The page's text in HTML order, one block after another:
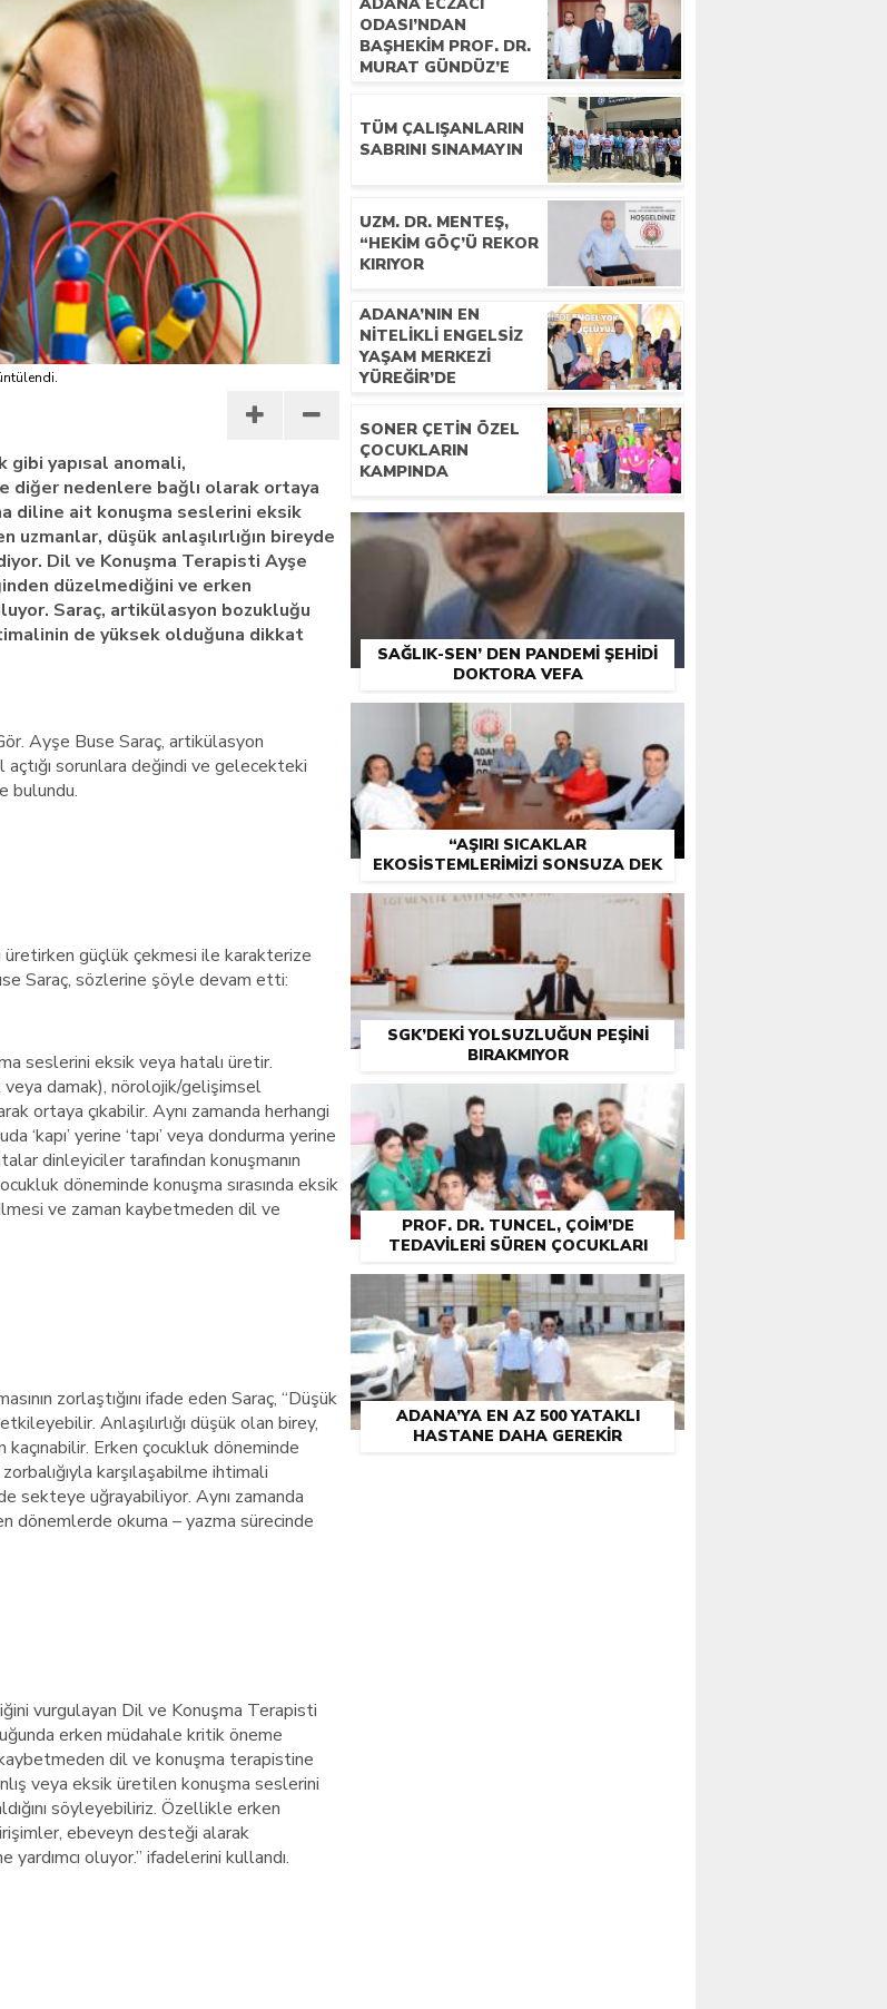
MAHALLESİ’NDE VATANDAŞLARLA BULUŞTU
gibi yapısal anomali,
diğer nedenlere bağlı olarak ortaya
diline ait konuşma seslerini eksik
uzmanlar, düşük anlaşılırlığın bireyde
Dil ve Konuşma Terapisti Ayşe
düzelmediğini ve erken
Saraç, artikülasyon bozukluğu
de yüksek olduğuna dikkat
Ayşe Buse Saraç, artikülasyon
sorunlara değindi ve gelecekteki
bulundu.
güçlük çekmesi ile karakterize
Saraç, sözlerine şöyle devam etti:
seslerini eksik veya hatalı üretir.
veya damak), nörolojik/gelişimsel
ortaya çıkabilir. Aynı zamanda herhangi
‘kapı’ yerine ‘tapı’ veya dondurma yerine
dinleyiciler tarafından konuşmanın
döneminde konuşma sırasında eksik
ve zaman kaybetmeden dil ve
zorlaştığını ifade eden Saraç, “Düşük
Anlaşılırlığı düşük olan birey,
Erken çocukluk döneminde
karşılaşabilme ihtimali
sekteye uğrayabiliyor. Aynı zamanda
dönemlerde okuma – yazma sürecinde
vurgulayan Dil ve Konuşma Terapisti
erken müdahale kritik öneme
dil ve konuşma terapistine
veya eksik üretilen konuşma seslerini
söyleyebiliriz. Özellikle erken
ebeveyn desteği alarak
oluyor.” ifadelerini kullandı.
ODASI’NDAN
BAŞHEKIM PROF. DR.
MURAT GÜNDÜZ’E
TÜM ÇALIŞANLARIN
SABRINI SINAMAYIN
UZM. DR. MENTEŞ,
“HEKIM GÖÇ’Ü REKOR
KIRIYOR
ADANA’NIN EN
NITELIKLI ENGELSIZ
YAŞAM MERKEZI
YÜREĞIR’DE
SONER ÇETIN ÖZEL
ÇOCUKLARIN
KAMPINDA
SAĞLIK-SEN’ DEN PANDEMİ ŞEHİDİ
DOKTORA VEFA
“AŞIRI SICAKLAR
EKOSISTEMLERIMIZI SONSUZA DEK
SGK’DEKI YOLSUZLUĞUN PEŞINI
BIRAKMIYOR
PROF. DR. TUNCEL, ÇOİM’DE
TEDAVILERI SÜREN ÇOCUKLARI
ZIYARET ETTI
ADANA’YA EN AZ 500 YATAKLI
HASTANE DAHA GEREKIR